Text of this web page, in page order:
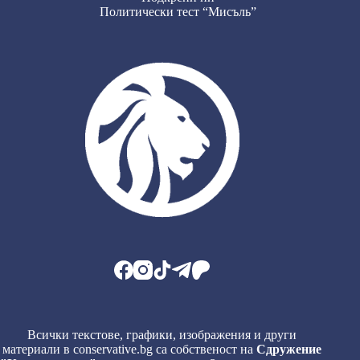
Политически тест “Мисъль”
Всички текстове, графики, изображения и други
материали в conservative.bg са собственост наСдружение